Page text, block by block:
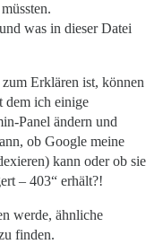
was in dieser Datei
Erklären ist, können
dem ich einige
Panel ändern und
ob Google meine
kann oder ob sie
– 403“ erhält?!
werde, ähnliche
finden.